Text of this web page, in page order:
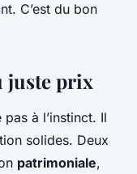
C’est du bon
juste prix
à l’instinct. Il
solides. Deux
patrimoniale,